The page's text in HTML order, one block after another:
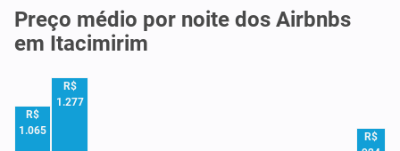
Preço médio por noite dos Airbnbs
em Itacimirim
R$
1.065
R$
1.277
R$